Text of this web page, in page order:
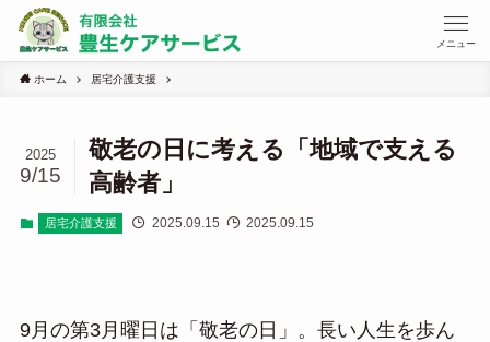
メニュー
ホーム 居宅介護支援
敬老の日に考える「地域で支える
高齢者」
2025
9/15
居宅介護支援 2025.09.15 2025.09.15
9月の第3月曜日は「敬老の日」。長い人生を歩ん